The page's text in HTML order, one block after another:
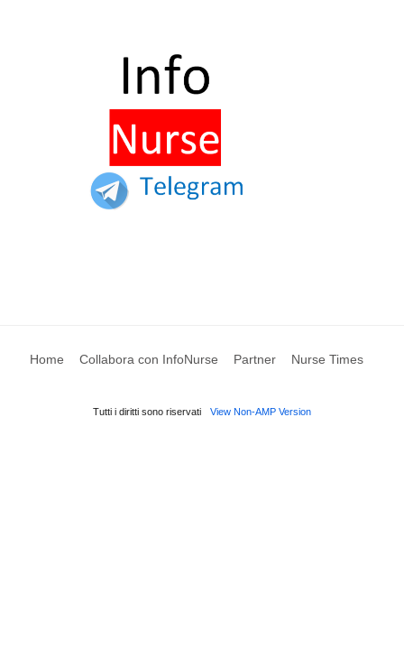
Home Collabora con InfoNurse Partner Nurse Times
Tutti i diritti sono riservati View Non-AMP Version